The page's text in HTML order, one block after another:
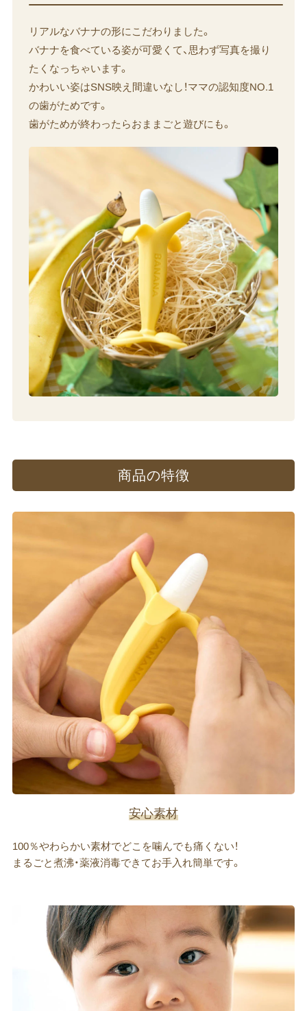
リアルなバナナの形にこだわりました。
バナナを食べている姿が可愛くて、思わず写真を撮り
たくなっちゃいます。
かわいい姿はSNS映え間違いなし！ママの認知度NO.1
の歯がためです。
歯がためが終わったらおままごと遊びにも。
商品の​特徴
安心素材
100％やわらかい素材でどこを噛んでも痛くない！
まるごと煮沸・薬液消毒できてお手入れ簡単です。